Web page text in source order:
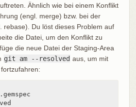
Ähnlich wie bei einem Konflikt
(engl. merge) bzw. bei der
rebase). Du löst dieses Problem auf
die Datei, um den Konflikt zu
die neue Datei der Staging-Area
git am --resolved aus, um mit